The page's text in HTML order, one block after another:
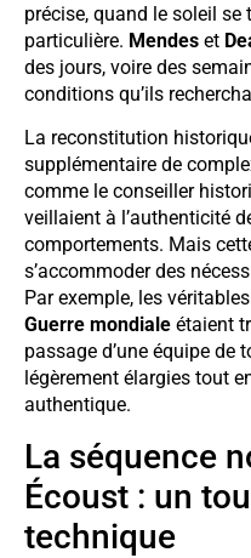
précise, quand le soleil
particulière. Mendes et
des jours, voire des
conditions qu’ils
La reconstitution
supplémentaire de
comme le conseiller
veillaient à l’authenticité
comportements. Mais
s’accommoder des
Par exemple, les
Guerre mondiale étaient
passage d’une équipe de
légèrement élargies tout
authentique.
La séquence
Écoust : un
technique